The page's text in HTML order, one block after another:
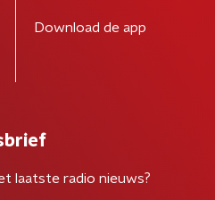
Download de app
laatste radio nieuws?